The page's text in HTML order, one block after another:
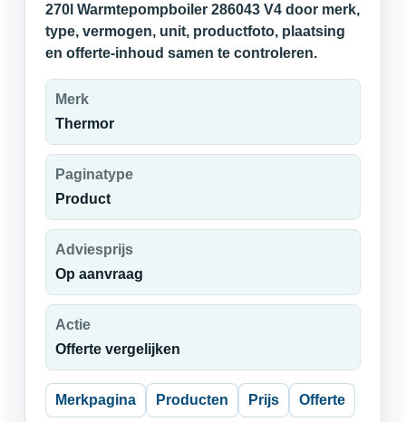
270l Warmtepompboiler 286043 V4 door merk,
type, vermogen, unit, productfoto, plaatsing
en offerte-inhoud samen te controleren.
Merk
Thermor
Paginatype
Product
Adviesprijs
Op aanvraag
Actie
Offerte vergelijken
Merkpagina Producten Prijs Offerte